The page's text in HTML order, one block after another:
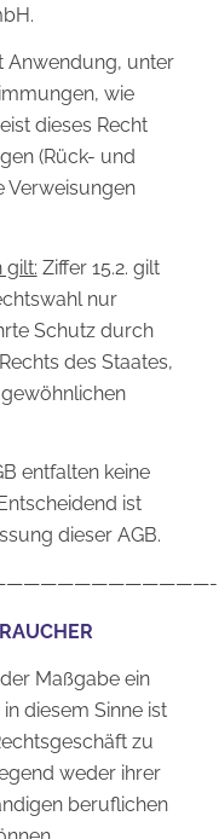
Anwendung, unter
wie
dieses Recht
(Rück- und
Verweisungen
gilt: Ziffer 15.2. gilt
nur
Schutz durch
des Staates,
entfalten keine
ist
dieser AGB.
Maßgabe ein
diesem Sinne ist
zu
weder ihrer
beruflichen